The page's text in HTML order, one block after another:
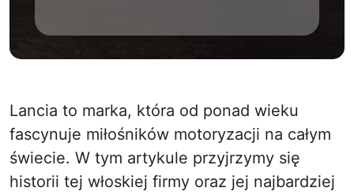
Lancia to marka, która od ponad wieku
fascynuje miłośników motoryzacji na całym
świecie. W tym artykule przyjrzymy się
historii tej włoskiej firmy oraz jej najbardziej